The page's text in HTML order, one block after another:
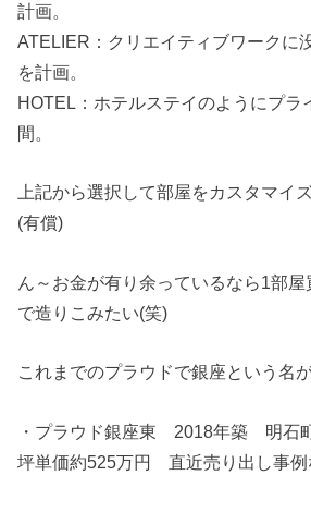
計画。
ATELIER：クリエイティブワークに
を計画。
HOTEL：ホテルステイのようにプラ
間。
上記から選択して部屋をカスタマイ
(有償)
ん～お金が有り余っているなら1部
で造りこみたい(笑)
これまでのプラウドで銀座という名
・プラウド銀座東 2018年築 明
坪単価約525万円 直近売り出し事例